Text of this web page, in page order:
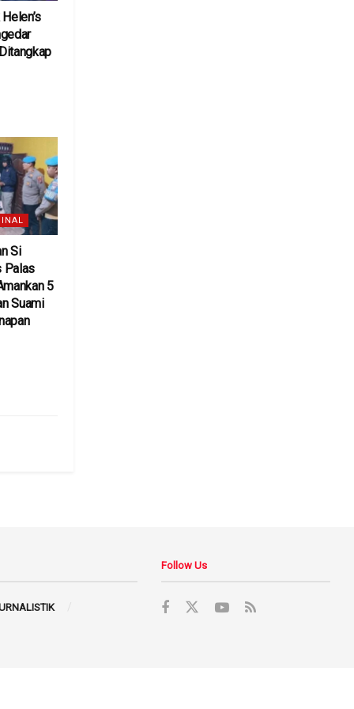
Si
Palas
5
Suami
Follow Us